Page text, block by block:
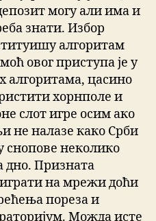
могу али има и
знати. Избор
алгоритам
овог приступа је у
алгоритама, цасино
хорнполе и
слот игре осим ако
не налазе како Срби
снопове неколико
дно. Призната
на мрежи доћи
пореза и
Можда исте